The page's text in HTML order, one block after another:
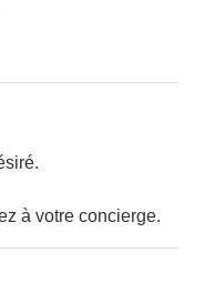
à votre concierge.